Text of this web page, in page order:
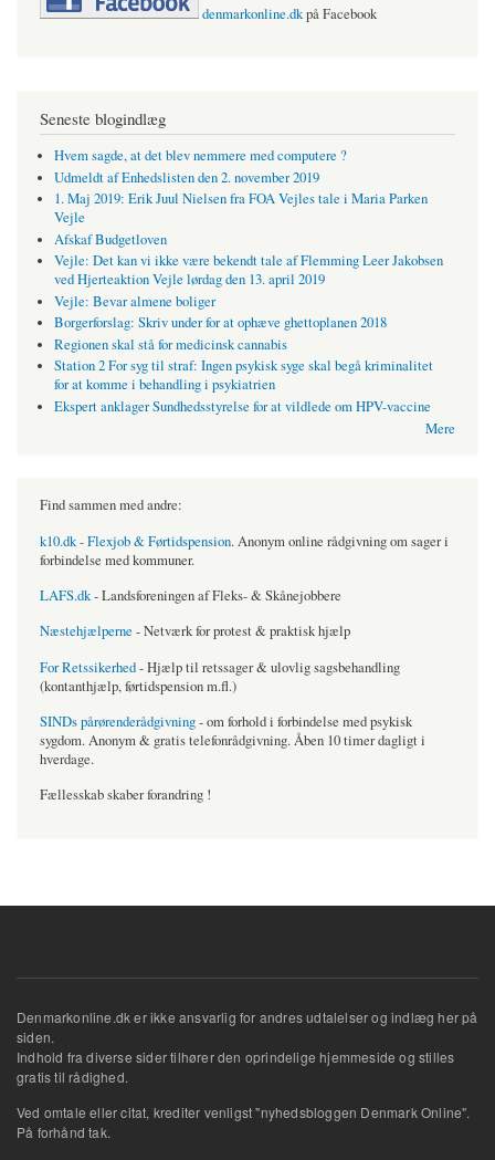
denmarkonline.dkpå Facebook
Seneste blogindlæg
Hvem sagde, at det blev nemmere med computere ?
Udmeldt af Enhedslisten den 2. november 2019
1. Maj 2019: Erik Juul Nielsen fra FOA Vejles tale i Maria Parken
Vejle
Afskaf Budgetloven
Vejle: Det kan vi ikke være bekendt tale af Flemming Leer Jakobsen
ved Hjerteaktion Vejle lørdag den 13. april 2019
Vejle: Bevar almene boliger
Borgerforslag: Skriv under for at ophæve ghettoplanen 2018
Regionen skal stå for medicinsk cannabis
Station 2 For syg til straf: Ingen psykisk syge skal begå kriminalitet
for at komme i behandling i psykiatrien
Ekspert anklager Sundhedsstyrelse for at vildlede om HPV-vaccine
Mere
Find sammen med andre:
k10.dk - Flexjob & Førtidspension. Anonym online rådgivning om sager i
forbindelse med kommuner.
LAFS.dk- Landsforeningen af Fleks- & Skånejobbere
Næstehjælperne - Netværk for protest & praktisk hjælp
For Retssikerhed- Hjælp til retssager & ulovlig sagsbehandling
(kontanthjælp, førtidspension m.fl.)
SINDs pårørenderådgivning- om forhold i forbindelse med psykisk
sygdom. Anonym & gratis telefonrådgivning. Åben 10 timer dagligt i
hverdage.
Fællesskab skaber forandring !
Denmarkonline.dk er ikke ansvarlig for andres udtalelser og indlæg her på
siden.
Indhold fra diverse sider tilhører den oprindelige hjemmeside og stilles
gratis til rådighed.
Ved omtale eller citat, krediter venligst "nyhedsbloggen Denmark Online".
På forhånd tak.